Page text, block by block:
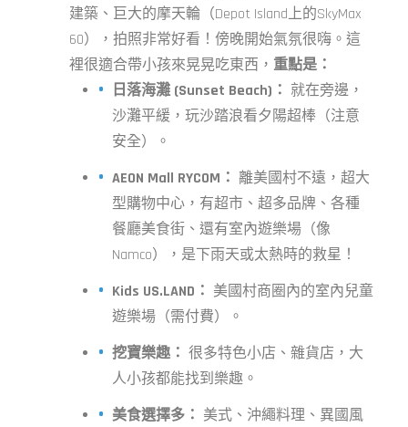
建築、巨大的摩天輪（Depot Island上的SkyMax
60），拍照非常好看！傍晚開始氣氛很嗨。這
裡很適合帶小孩來晃晃吃東西， 重點是：
日落海灘 (Sunset Beach)： 就在旁邊，
沙灘平緩，玩沙踏浪看夕陽超棒（注意
安全）。
AEON Mall RYCOM： 離美國村不遠，超大
型購物中心，有超市、超多品牌、各種
餐廳美食街、還有室內遊樂場（像
Namco），是下雨天或太熱時的救星！
Kids US.LAND： 美國村商圈內的室內兒童
遊樂場（需付費）。
挖寶樂趣： 很多特色小店、雜貨店，大
人小孩都能找到樂趣。
美食選擇多： 美式、沖繩料理、異國風